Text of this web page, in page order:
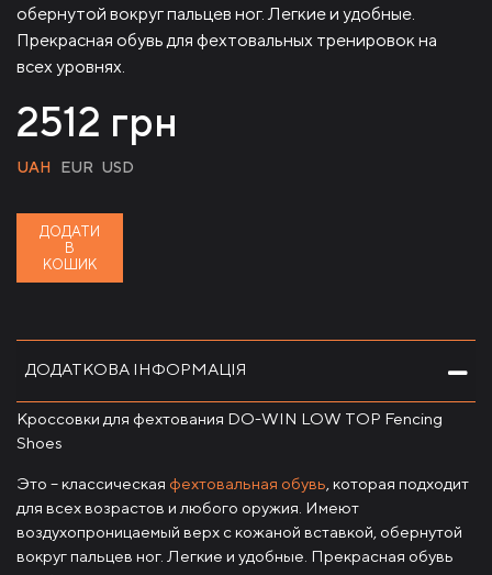
обернутой вокруг пальцев ног. Легкие и удобные.
Прекрасная обувь для фехтовальных тренировок на
всех уровнях.
2512 грн
UAH EUR USD
ДОДАТИ
В
КОШИК
ДОДАТКОВА ІНФОРМАЦІЯ
Кроссовки для фехтования DO-WIN LOW TOP Fencing
Shoes
Это – классическая фехтовальная обувь , которая подходит
для всех возрастов и любого оружия. Имеют
воздухопроницаемый верх с кожаной вставкой, обернутой
вокруг пальцев ног. Легкие и удобные. Прекрасная обувь